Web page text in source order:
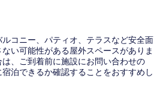
コニー、パティオ、テラスなど安全面
い可能性がある屋外スペースがありま
、ご到着前に施設にお問い合わせの
泊できるか確認することをおすすめし